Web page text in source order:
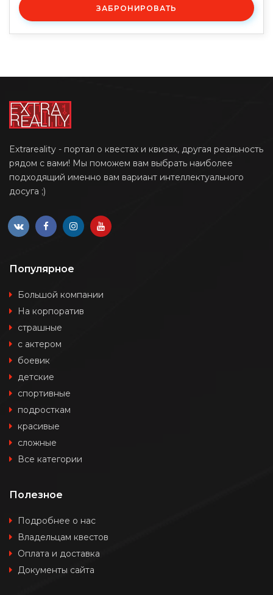
ЗАБРОНИРОВАТЬ
Extrareality - портал о квестах и квизах, другая реальность
рядом с вами! Мы поможем вам выбрать наиболее
подходящий именно вам вариант интеллектуального
досуга ;)
Популярное
Большой компании
На корпоратив
страшные
с актером
боевик
детские
спортивные
подросткам
красивые
сложные
Все категории
Полезное
Подробнее о нас
Владельцам квестов
Оплата и доставка
Документы сайта